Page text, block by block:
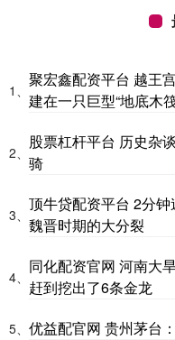
1、
聚宏鑫配资平台 越王
建在一只巨型“地底木
2、
股票杠杆平台 历史杂
骑
3、
顶牛贷配资平台 2分
魏晋时期的大分裂
4、
同化配资官网 河南大
赶到挖出了6条金龙
5、 优益配官网 贵州茅台